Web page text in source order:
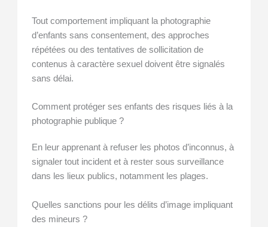
Tout comportement impliquant la photographie
d’enfants sans consentement, des approches
répétées ou des tentatives de sollicitation de
contenus à caractère sexuel doivent être signalés
sans délai.
Comment protéger ses enfants des risques liés à la
photographie publique ?
En leur apprenant à refuser les photos d’inconnus, à
signaler tout incident et à rester sous surveillance
dans les lieux publics, notamment les plages.
Quelles sanctions pour les délits d’image impliquant
des mineurs ?